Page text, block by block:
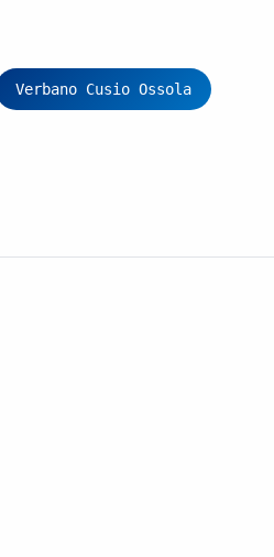
Verbano Cusio Ossola